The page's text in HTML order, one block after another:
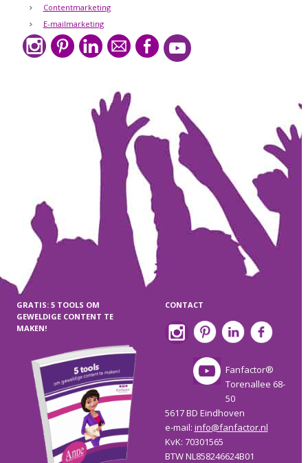
Contentmarketing
E-mailmarketing
GRATIS: 5 TOOLS OM
GEWELDIGE CONTENT TE
MAKEN!
CONTACT
Fanfactor®
Torenallee 68-
50
5617 BD Eindhoven
e-mail: info@fanfactor.nl
KvK: 70301565
BTW NL858246624B01